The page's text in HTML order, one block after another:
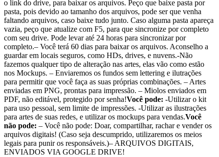
o link do drive, para baixar os arquivos. Peço que baixe pasta por
pasta, pois devido ao tamanho dos arquivos, pode ser que venha
faltando arquivos, caso baixe tudo junto. Caso alguma pasta apareça
vazia, peço que atualize com F5, para que sincronize por completo
com seu drive. Pode levar até 24 horas para sincronizar por
completo.– Você terá 60 dias para baixar os arquivos. Aconselho a
guardar em locais seguros, como HDs, drives, e nuvens.-Não
fazemos qualquer tipo de alteração nas artes, elas vão como estão
nos Mockups. – Enviaremos os fundos sem lettering e ilutrações
para permitir que você faça as suas próprias combinações. – Artes
enviadas em PNG, prontas para impressão. – Miolos enviados em
PDF, não editável, protegido por senha!Você pode: -Utilizar o kit
para uso pessoal, sem limite de impressões. -Utilizar as ilustrações
para artes de suas redes, e utilizar os mockups para vendas.Você
não pode: – Você não pode: Doar, compartilhar, rachar e vender os
arquivos digitais! (Caso seja descumprido, utilizaremos os meios
legais para punir os responsáveis.)– ARQUIVOS DIGITAIS,
ENVIADOS VIA GOOGLE DRIVE!